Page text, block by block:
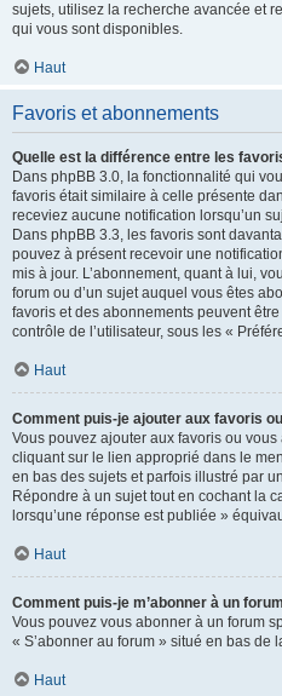
sujets, utilisez la recherche avancée et
qui vous sont disponibles.
Haut
Favoris et abonnements
Quelle est la différence entre les
Dans phpBB 3.0, la fonctionnalité qui
favoris était similaire à celle présente
receviez aucune notification lorsqu’un
Dans phpBB 3.3, les favoris sont
pouvez à présent recevoir une
mis à jour. L’abonnement, quant à lui,
forum ou d’un sujet auquel vous êtes
favoris et des abonnements peuvent
contrôle de l’utilisateur, sous les «
Haut
Comment puis-je ajouter aux favoris
Vous pouvez ajouter aux favoris ou
cliquant sur le lien approprié dans le
en bas des sujets et parfois illustré par
Répondre à un sujet tout en cochant la
lorsqu’une réponse est publiée »
Haut
Comment puis-je m’abonner à un
Vous pouvez vous abonner à un forum
« S’abonner au forum » situé en bas de
Haut